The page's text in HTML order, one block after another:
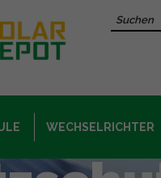
WECHSELRICHTER